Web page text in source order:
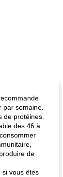
semaine.
de protéines.
des 46 à
de
si vous êtes